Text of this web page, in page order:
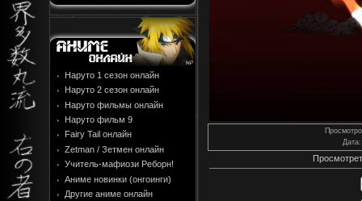
Наруто 1 сезон онлайн
Наруто 2 сезон онлайн
Наруто фильмы онлайн
Наруто фильм 9
Fairy Tail онлайн
Zetman / Зетмен онлайн
Учитель-мафиози Реборн!
Аниме новинки (онгоинги)
Другие аниме онлайн
Дата: